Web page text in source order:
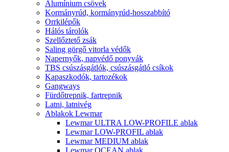
Alumínium csövek
Kormányrúd, kormányrúd-hosszabbító
Orrkilépők
Hálós tárolók
Szellőztető zsák
Saling görgő vitorla védők
Napernyők, napvédő ponyvák
TBS csúszásgátlók, csúszásgátló csíkok
Kapaszkodók, tartozékok
Gangways
Fürdőtrepnik, fartrepnik
Latni, latnivég
Ablakok Lewmar
Lewmar ULTRA LOW-PROFILE ablak
Lewmar LOW-PROFIL ablak
Lewmar MEDIUM ablak
Lewmar OCEAN ablak